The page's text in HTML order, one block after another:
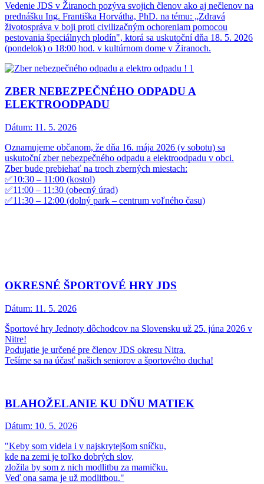
Vedenie JDS v Žiranoch pozýva svojich členov ako aj nečlenov na
prednášku Ing. Františka Horvátha, PhD. na tému: „Zdravá
životospráva v boji proti civilizačným ochoreniam pomocou
pestovania špeciálnych plodín", ktorá sa uskutoční dňa 18. 5. 2026
(pondelok) o 18:00 hod. v kultúrnom dome v Žiranoch.
ZBER NEBEZPEČNÉHO ODPADU A
ELEKTROODPADU
Dátum: 11. 5. 2026
Oznamujeme občanom, že dňa 16. mája 2026 (v sobotu) sa
uskutoční zber nebezpečného odpadu a elektroodpadu v obci.
Zber bude prebiehať na troch zberných miestach:
✅10:30 – 11:00 (kostol)
✅11:00 – 11:30 (obecný úrad)
✅11:30 – 12:00 (dolný park – centrum voľného času)
OKRESNÉ ŠPORTOVÉ HRY JDS
Dátum: 11. 5. 2026
Športové hry Jednoty dôchodcov na Slovensku už 25. júna 2026 v
Nitre!
Podujatie je určené pre členov JDS okresu Nitra.
Tešíme sa na účasť našich seniorov a športového ducha!
BLAHOŽELANIE KU DŇU MATIEK
Dátum: 10. 5. 2026
"Keby som videla i v najskrytejšom sníčku,
kde na zemi je toľko dobrých slov,
zložila by som z nich modlitbu za mamičku.
Veď ona sama je už modlitbou."